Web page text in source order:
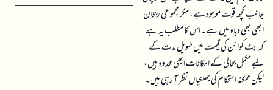
جانب کچھ قوت موجود ہے، مگر مجموعی رجحان
ابھی بھی دباؤ میں ہے۔ اس کا مطلب یہ ہے
کہ بٹ کوائن کی قیمت میں طویل مدت کے
لیے مکمل بحالی کے امکانات ابھی محدود ہیں،
لیکن ممکنہ استحکام کی جھلکیاں نظر آ رہی ہیں۔